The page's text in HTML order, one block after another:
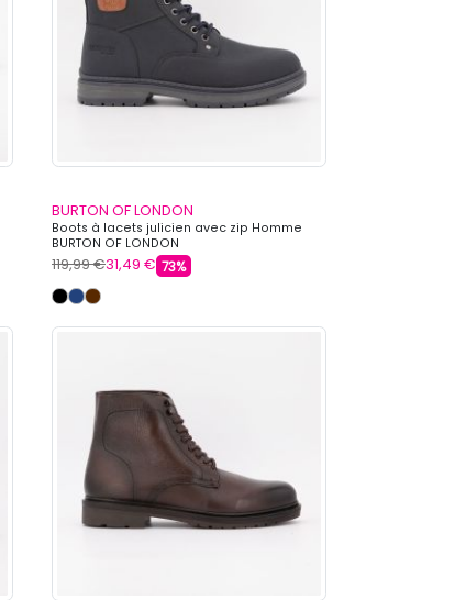
BURTON OF LONDON
Boots à lacets julicien avec zip Homme
BURTON OF LONDON
119,99 €31,49 € 73%